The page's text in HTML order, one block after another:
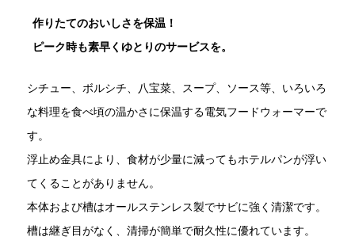
作りたてのおいしさを保温！
ピーク時も素早くゆとりのサービスを。
シチュー、ボルシチ、八宝菜、スープ、ソース等、いろいろ
な料理を食べ頃の温かさに保温する電気フードウォーマーで
す。
浮止め金具により、食材が少量に減ってもホテルパンが浮い
てくることがありません。
本体および槽はオールステンレス製でサビに強く清潔です。
槽は継ぎ目がなく、清掃が簡単で耐久性に優れています。